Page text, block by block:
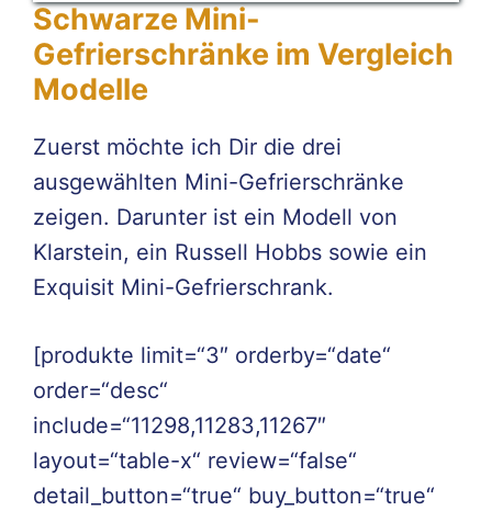
Schwarze Mini-
Gefrierschränke im Vergleich
Modelle
Zuerst möchte ich Dir die drei
ausgewählten Mini-Gefrierschränke
zeigen. Darunter ist ein Modell von
Klarstein, ein Russell Hobbs sowie ein
Exquisit Mini-Gefrierschrank.
[produkte limit=“3″ orderby=“date“
order=“desc“
include=“11298,11283,11267″
layout=“table-x“ review=“false“
detail_button=“true“ buy_button=“true“